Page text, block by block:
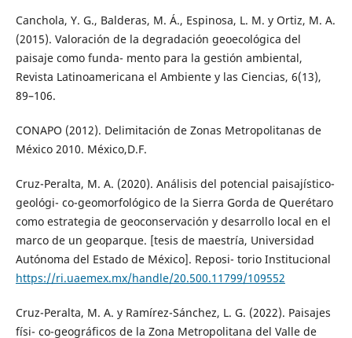
Canchola, Y. G., Balderas, M. Á., Espinosa, L. M. y Ortiz, M. A.
(2015). Valoración de la degradación geoecológica del
paisaje como funda- mento para la gestión ambiental,
Revista Latinoamericana el Ambiente y las Ciencias, 6(13),
89–106.
CONAPO (2012). Delimitación de Zonas Metropolitanas de
México 2010. México,D.F.
Cruz-Peralta, M. A. (2020). Análisis del potencial paisajístico-
geológi- co-geomorfológico de la Sierra Gorda de Querétaro
como estrategia de geoconservación y desarrollo local en el
marco de un geoparque. [tesis de maestría, Universidad
Autónoma del Estado de México]. Reposi- torio Institucional
https://ri.uaemex.mx/handle/20.500.11799/109552
Cruz-Peralta, M. A. y Ramírez-Sánchez, L. G. (2022). Paisajes
físi- co-geográficos de la Zona Metropolitana del Valle de